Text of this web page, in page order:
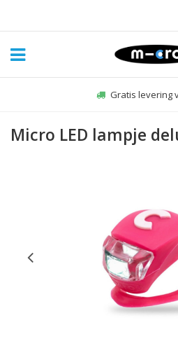
Gratis levering
Micro LED lampje